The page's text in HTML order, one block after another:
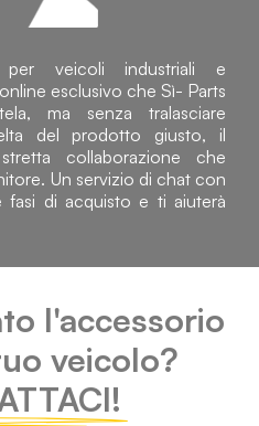
veicoli industriali e
esclusivo che Sì- Parts
ma senza tralasciare
del prodotto giusto, il
collaborazione che
Un servizio di chat con
fasi di acquisto e ti aiuterà
l'accessorio
veicolo?